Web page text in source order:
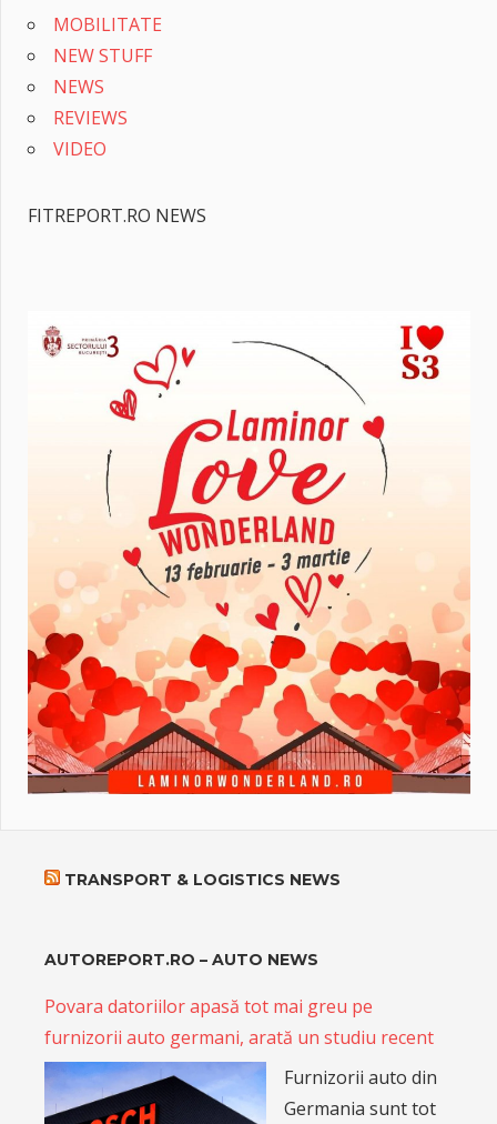
MOBILITATE
NEW STUFF
NEWS
REVIEWS
VIDEO
FITREPORT.RO NEWS
TRANSPORT & LOGISTICS NEWS
AUTOREPORT.RO – AUTO NEWS
Povara datoriilor apasă tot mai greu pe
furnizorii auto germani, arată un studiu recent
Furnizorii auto din
Germania sunt tot